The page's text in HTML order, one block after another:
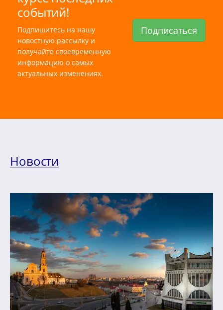
событий!
Подпишитесь на нашу
новостную рассылку и
получайте своевременную
информацию о самых
актуальных изменениях.
Подписаться
Новости